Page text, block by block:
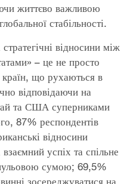
життєво важливою
стабільності.
відносини між
– це не просто
країн, що рухаються в
відповідаючи на
та США суперниками
87% респондентів
відносини
успіх та спільне
сумою; 69,5%
зосереджуватися на